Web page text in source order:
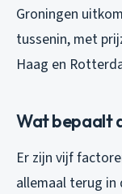
Groningen
tussenin, met
Haag en
Wat bepaalt
Er zijn vijf
allemaal terug in